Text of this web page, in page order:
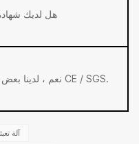
6 ، هل لديك
نعم ، لدينا بعض ، مثل CE / SGS.
آلة